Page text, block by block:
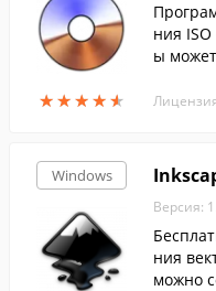
★★★★★
★★★★★
Программа
ния ISO образов, при помощи которой в
ы
ь ISO-
Windows
Версия:
ния
можно